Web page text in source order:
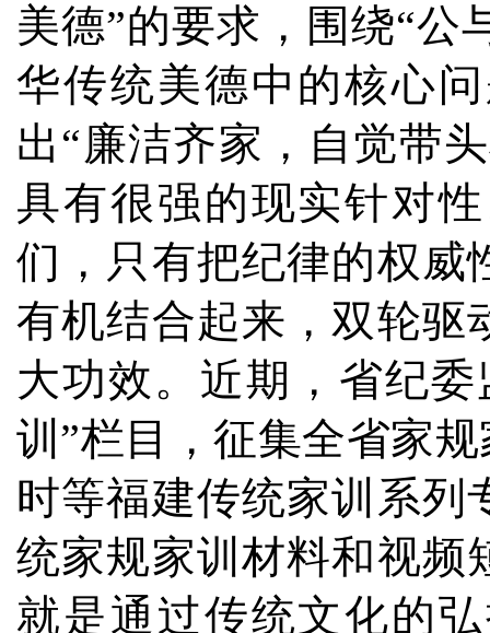
美德”的要求，围绕“公
华传统美德中的核心
出“廉洁齐家，自觉带
具有很强的现实针对
们，只有把纪律的权威
有机结合起来，双轮驱
大功效。近期，省纪
训”栏目，征集全省家
时等福建传统家训系列
统家规家训材料和视频
就是通过传统文化的